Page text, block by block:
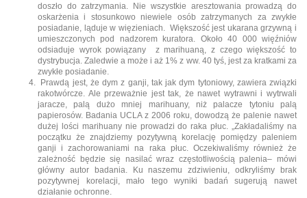
doszło do zatrzymania. Nie wszystkie aresztowania prowadzą do
oskarżenia i stosunkowo niewiele osób zatrzymanych za zwykłe
posiadanie, ląduje w więzieniach. Większość jest ukarana grzywną i
umieszczonych pod nadzorem kuratora. Około 40 000 więźniów
odsiaduje wyrok powiązany z marihuaną, z czego większość to
dystrybucja. Zaledwie a może i aż 1% z ww. 40 tyś, jest za kratkami za
zwykłe posiadanie.
Prawdą jest, że dym z ganji, tak jak dym tytoniowy, zawiera związki
rakotwórcze. Ale przeważnie jest tak, że nawet wytrawni i wytrwali
jaracze, palą dużo mniej marihuany, niż palacze tytoniu palą
papierosów. Badania UCLA z 2006 roku, dowodzą że palenie nawet
dużej lości marihuany nie prowadzi do raka płuc. „Zakładaliśmy na
początku że znajdziemy pozytywną korelację pomiędzy paleniem
ganji i zachorowaniami na raka płuc. Oczekiwaliśmy również że
zależność będzie się nasilać wraz częstotliwością palenia– mówi
główny autor badania. Ku naszemu zdziwieniu, odkryliśmy brak
pozytywnej korelacji, mało tego wyniki badań sugerują nawet
działanie ochronne.